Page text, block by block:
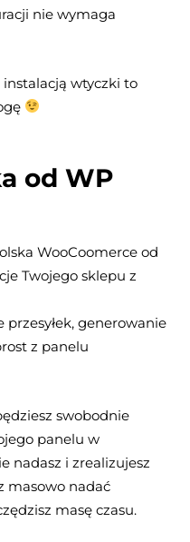
nie wymaga
wtyczki to
od WP
WooCoomerce od
Twojego sklepu z
generowanie
z panelu
swobodnie
panelu w
nadasz i zrealizujesz
masowo nadać
masę czasu.